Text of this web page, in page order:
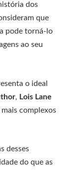
dos
que
pode torná-lo
ao seu
o ideal
, Lois Lane
complexos
desses
do que as